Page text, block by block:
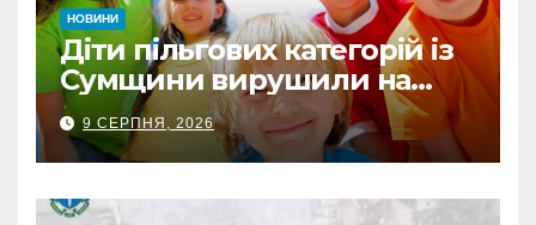
НОВИНИ
Діти пільгових категорій із
Сумщини вирушили на
оздоровлення до Польщі
9 СЕРПНЯ, 2026